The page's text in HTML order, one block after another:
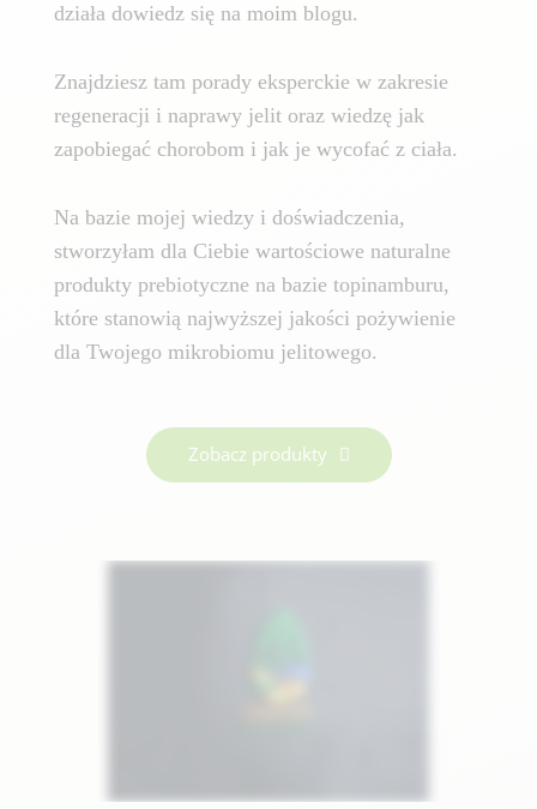
działa dowiedz się na moim blogu.
Znajdziesz tam porady eksperckie w zakresie
regeneracji i naprawy jelit oraz wiedzę jak
zapobiegać chorobom i jak je wycofać z ciała.
Na bazie mojej wiedzy i doświadczenia,
stworzyłam dla Ciebie wartościowe naturalne
produkty prebiotyczne na bazie topinamburu,
które stanowią najwyższej jakości pożywienie
dla Twojego mikrobiomu jelitowego.
Zobacz produkty